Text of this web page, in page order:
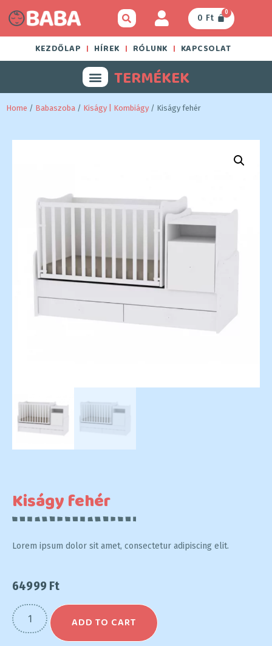
0 Ft
0
KEZDŐLAP HÍREK RÓLUNK KAPCSOLAT
TERMÉKEK
Home / Babaszoba / Kiságy | Kombiágy / Kiságy fehér
Kiságy fehér
Lorem ipsum dolor sit amet, consectetur adipiscing elit.
64999 Ft
ADD TO CART